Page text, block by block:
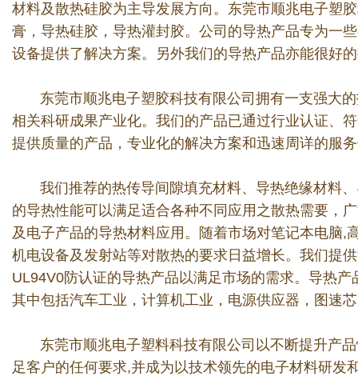
材料及散热硅胶为主导发展方向。东莞市顺兆电子塑
膏，导热硅胶，导热灌封胶。公司的导热产品专为一
设备提供了解决方案。另外我们的导热产品亦能很好
东莞市顺兆电子塑胶科技有限公司拥有一支强大
相关科研成果产业化。我们的产品已通过行业认证、
提供质量的产品，专业化的解决方案和迅速周详的服
我们推荐的热传导间隙填充材料、导热绝缘材料、
的导热性能可以满足适合各种不同应用之散热需要，
及电子产品的导热材料应用。随着市场对笔记本电脑,
机电设备及发射站等对散热的要求日益增长。我们
UL94V0防认证的导热产品以满足市场的需求。导热
其中包括汽车工业，计算机工业，电源供应器，图速
东莞市顺兆电子塑料科技有限公司以不断提升产品
足客户的任何要求,并成为以技术领先的电子材料研发